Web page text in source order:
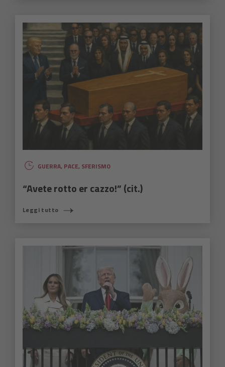
GUERRA, PACE, SFERISMO
“Avete rotto er cazzo!” (cit.)
Leggi tutto